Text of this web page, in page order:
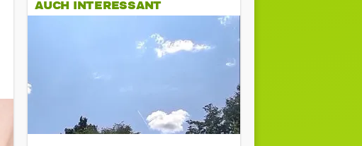
AUCH INTERESSANT